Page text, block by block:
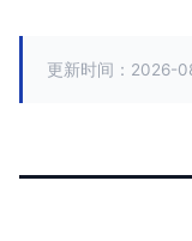
更新时间：2026-